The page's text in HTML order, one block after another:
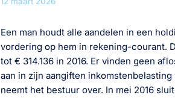
Een man houdt alle aandelen in een
vordering op hem in rekening-courant.
tot € 314.136 in 2016. Er vinden geen
aan in zijn aangiften
neemt het bestuur over. In mei 2016